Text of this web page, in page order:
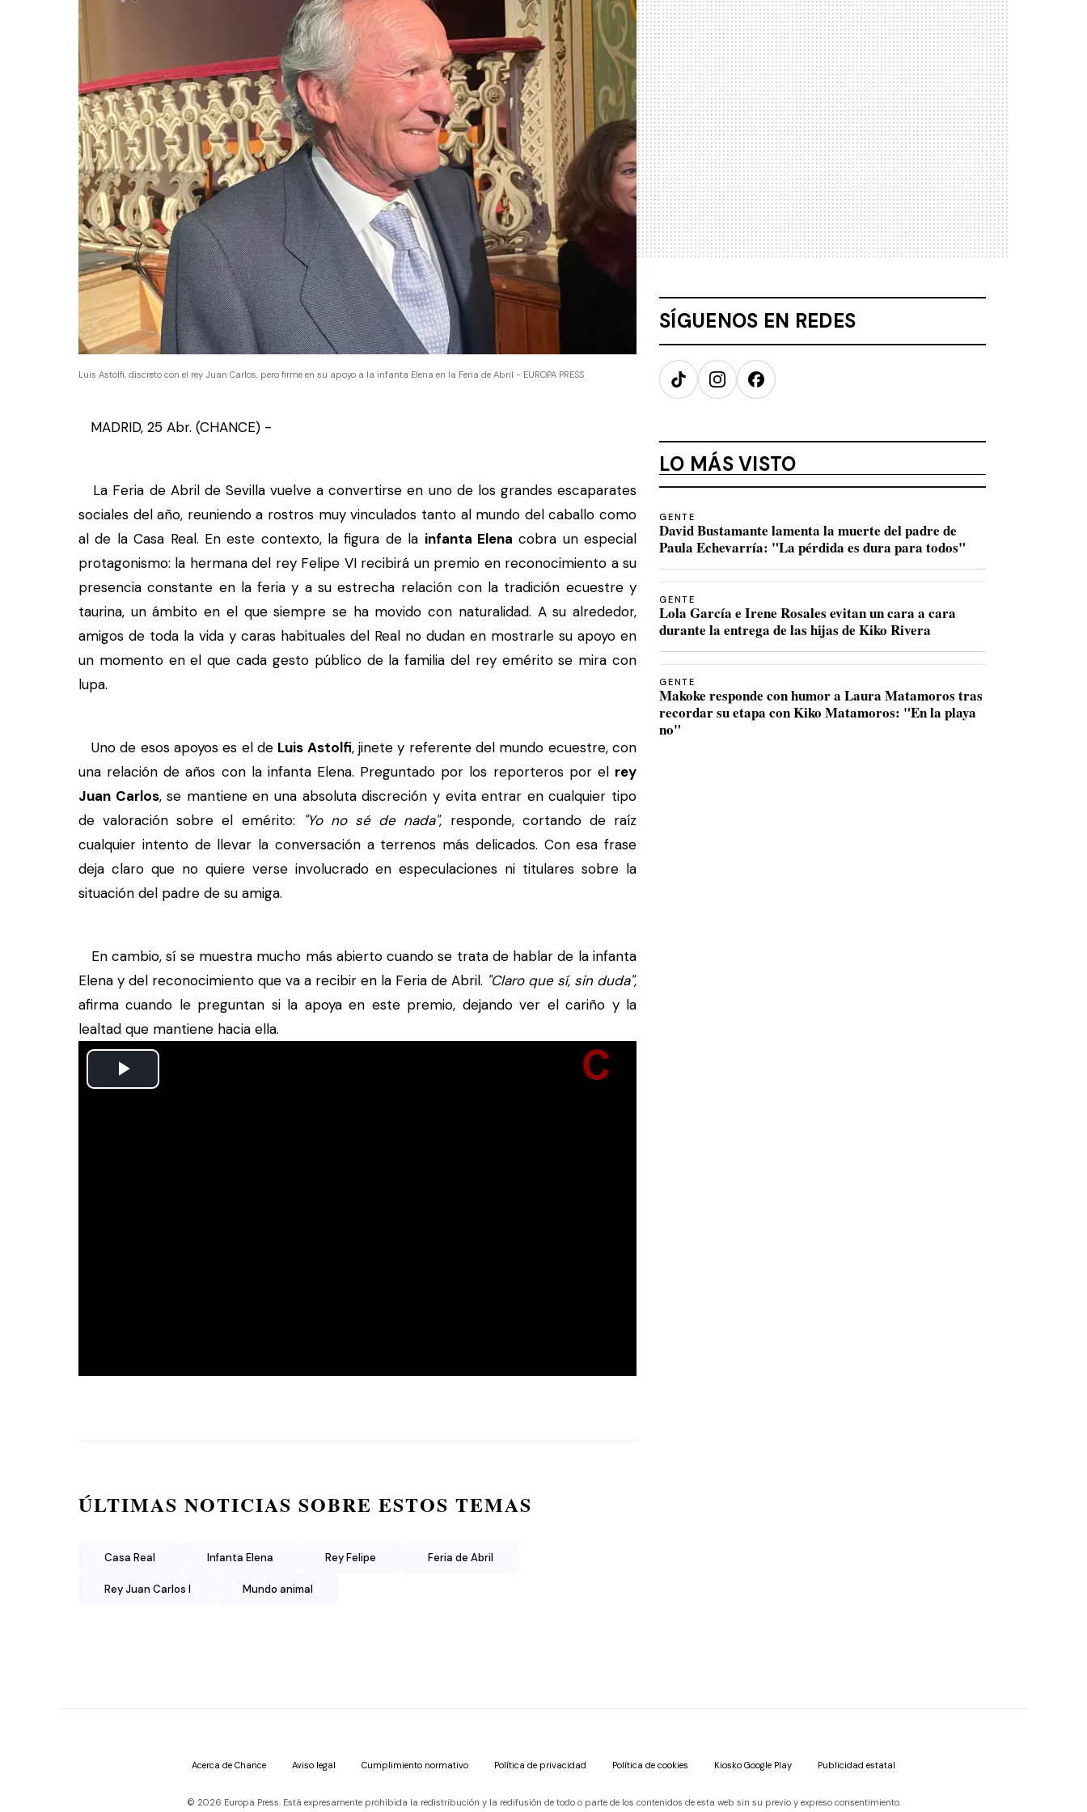
Luis Astolfi, discreto con el rey Juan Carlos, pero firme en su apoyo a la infanta Elena en la Feria de Abril - EUROPA PRESS
MADRID, 25 Abr. (CHANCE) -
La Feria de Abril de Sevilla vuelve a convertirse en uno de los grandes escaparates
sociales del año, reuniendo a rostros muy vinculados tanto al mundo del caballo como
al de la Casa Real. En este contexto, la figura de la infanta Elena cobra un especial
protagonismo: la hermana del rey Felipe VI recibirá un premio en reconocimiento a su
presencia constante en la feria y a su estrecha relación con la tradición ecuestre y
taurina, un ámbito en el que siempre se ha movido con naturalidad. A su alrededor,
amigos de toda la vida y caras habituales del Real no dudan en mostrarle su apoyo en
un momento en el que cada gesto público de la familia del rey emérito se mira con
lupa.
Uno de esos apoyos es el de Luis Astolfi, jinete y referente del mundo ecuestre, con
una relación de años con la infanta Elena. Preguntado por los reporteros por el rey
Juan Carlos, se mantiene en una absoluta discreción y evita entrar en cualquier tipo
de valoración sobre el emérito: "Yo no sé de nada", responde, cortando de raíz
cualquier intento de llevar la conversación a terrenos más delicados. Con esa frase
deja claro que no quiere verse involucrado en especulaciones ni titulares sobre la
situación del padre de su amiga.
En cambio, sí se muestra mucho más abierto cuando se trata de hablar de la infanta
Elena y del reconocimiento que va a recibir en la Feria de Abril. "Claro que sí, sin duda",
afirma cuando le preguntan si la apoya en este premio, dejando ver el cariño y la
lealtad que mantiene hacia ella.
ÚLTIMAS NOTICIAS SOBRE ESTOS TEMAS
Casa Real Infanta Elena Rey Felipe Feria de Abril
Rey Juan Carlos I Mundo animal
SÍGUENOS EN REDES
TikTokInstagramFacebook
LO MÁS VISTO
GENTE
David Bustamante lamenta la muerte del padre de
Paula Echevarría: "La pérdida es dura para todos"
GENTE
Lola García e Irene Rosales evitan un cara a cara
durante la entrega de las hijas de Kiko Rivera
GENTE
Makoke responde con humor a Laura Matamoros tras
recordar su etapa con Kiko Matamoros: "En la playa
no"
Acerca de Chance Aviso legal Cumplimiento normativo Política de privacidad Política de cookies Kiosko Google Play Publicidad estatal
© 2026 Europa Press. Está expresamente prohibida la redistribución y la redifusión de todo o parte de los contenidos de esta web sin su previo y expreso consentimiento.